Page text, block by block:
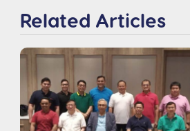
Related Articles